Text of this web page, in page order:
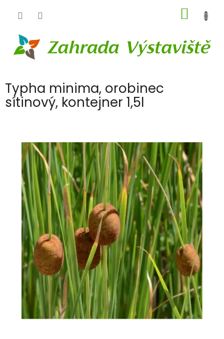
KOŠÍK
Typha minima, orobinec
sítinový, kontejner 1,5l